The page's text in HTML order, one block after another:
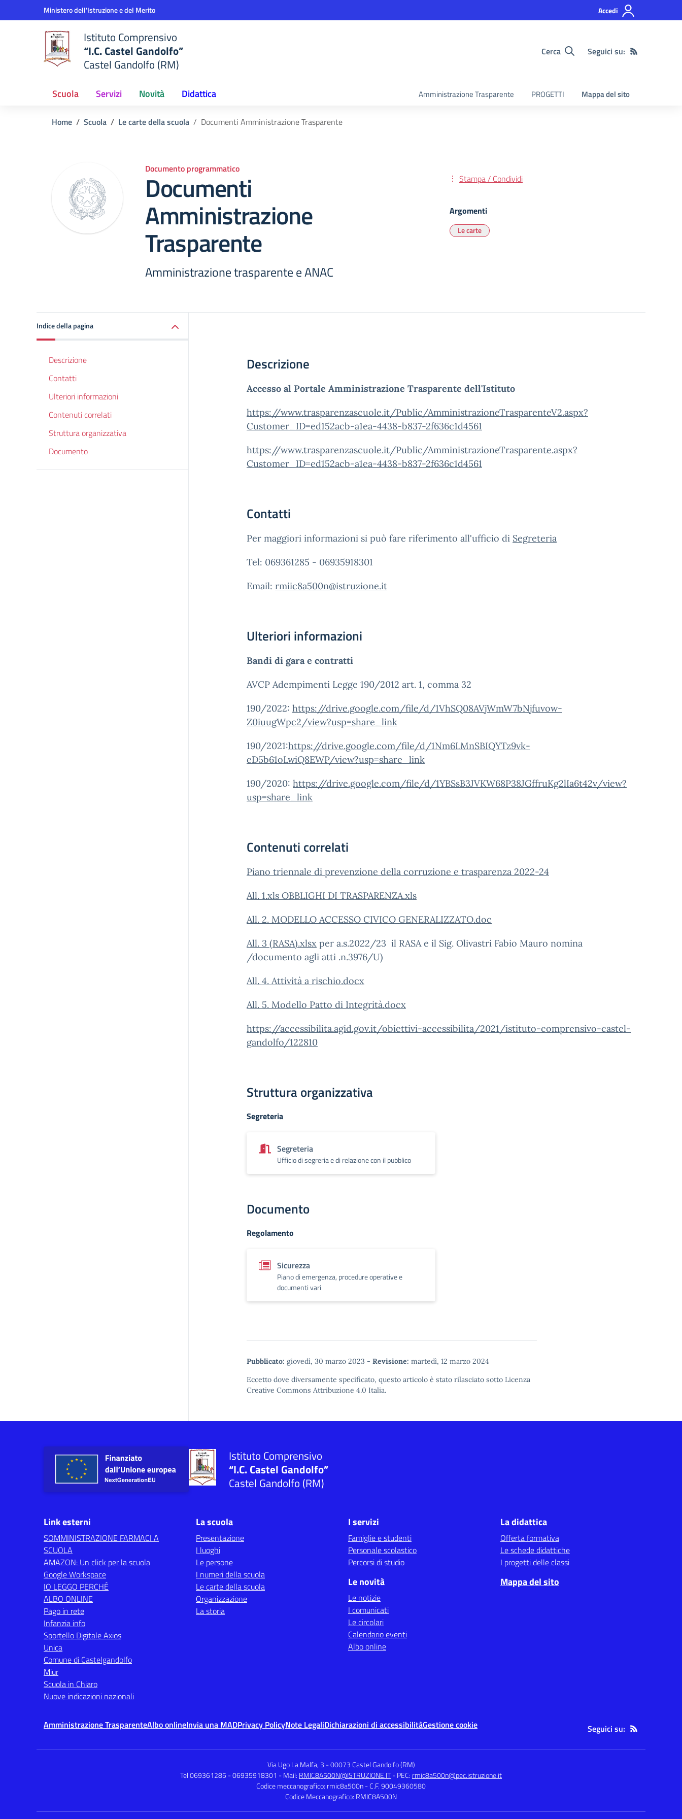
Vai ai contenuti
Vai al menu di navigazioneMinistero dell'Istruzione e del Merito Accedi
Istituto Comprensivo
“I.C. Castel Gandolfo”
Castel Gandolfo (RM)
Cerca Seguici su:
Scuola Servizi Novità Didattica Amministrazione Trasparente PROGETTI Mappa del sito
Home Scuola Le carte della scuola Documenti Amministrazione Trasparente
Documento programmatico
Documenti
Amministrazione
Trasparente
Amministrazione trasparente e ANAC
Stampa / Condividi
Argomenti
Le carte
Indice della pagina
Descrizione
Contatti
Ulteriori informazioni
Contenuti correlati
Struttura organizzativa
Documento
Descrizione
Accesso al Portale Amministrazione Trasparente dell'Istituto
https://www.trasparenzascuole.it/Public/AmministrazioneTrasparenteV2.aspx?
Customer_ID=ed152acb-a1ea-4438-b837-2f636c1d4561
https://www.trasparenzascuole.it/Public/AmministrazioneTrasparente.aspx?
Customer_ID=ed152acb-a1ea-4438-b837-2f636c1d4561
Contatti
Per maggiori informazioni si può fare riferimento all'ufficio di Segreteria
Tel: 069361285 - 06935918301
Email: rmiic8a500n@istruzione.it
Ulteriori informazioni
Bandi di gara e contratti
AVCP Adempimenti Legge 190/2012 art. 1, comma 32
190/2022: https://drive.google.com/file/d/1VhSQ08AVjWmW7bNjfuvow-
Z0iuugWpc2/view?usp=share_link
190/2021:https://drive.google.com/file/d/1Nm6LMnSBIQYTz9vk-
eD5b61oLwiQ8EWP/view?usp=share_link
190/2020: https://drive.google.com/file/d/1YBSsB3JVKW68P38JGffruKg2lIa6t42v/view?
usp=share_link
Contenuti correlati
Piano triennale di prevenzione della corruzione e trasparenza 2022-24
All. 1.xls OBBLIGHI DI TRASPARENZA.xls
All. 2. MODELLO ACCESSO CIVICO GENERALIZZATO.doc
All. 3 (RASA).xlsx per a.s.2022/23 il RASA e il Sig. Olivastri Fabio Mauro nomina
/documento agli atti .n.3976/U)
All. 4. Attività a rischio.docx
All. 5. Modello Patto di Integrità.docx
https://accessibilita.agid.gov.it/obiettivi-accessibilita/2021/istituto-comprensivo-castel-
gandolfo/122810
Struttura organizzativa
Segreteria
Segreteria
Ufficio di segreria e di relazione con il pubblico
Documento
Regolamento
Sicurezza
Piano di emergenza, procedure operative e
documenti vari
Pubblicato: giovedì, 30 marzo 2023 - Revisione: martedì, 12 marzo 2024
Eccetto dove diversamente specificato, questo articolo è stato rilasciato sotto Licenza
Creative Commons Attribuzione 4.0 Italia.
Istituto Comprensivo
“I.C. Castel Gandolfo”
Castel Gandolfo (RM)
Link esterni
SOMMINISTRAZIONE FARMACI A
SCUOLA
AMAZON: Un click per la scuola
Google Workspace
IO LEGGO PERCHÉ
ALBO ONLINE
Pago in rete
Infanzia info
Sportello Digitale Axios
Unica
Comune di Castelgandolfo
Miur
Scuola in Chiaro
Nuove indicazioni nazionali
La scuola
Presentazione
I luoghi
Le persone
I numeri della scuola
Le carte della scuola
Organizzazione
La storia
I servizi
Famiglie e studenti
Personale scolastico
Percorsi di studio
Le novità
Le notizie
I comunicati
Le circolari
Calendario eventi
Albo online
La didattica
Offerta formativa
Le schede didattiche
I progetti delle classi
Mappa del sito
Amministrazione TrasparenteAlbo onlineInvia una MADPrivacy PolicyNote LegaliDichiarazioni di accessibilitàGestione cookie Seguici su:
Via Ugo La Malfa, 3 -00073 Castel Gandolfo (RM)
Tel 069361285 - 06935918301 - Mail: RMIC8A500N@ISTRUZIONE.IT- PEC: rmic8a500n@pec.istruzione.it
Codice meccanografico: rmic8a500n- C.F. 90049360580
Codice Meccanografico: RMIC8A500N